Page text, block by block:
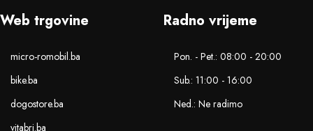
Web trgovine
micro-romobil.ba
bike.ba
dogostore.ba
vitabri.ba
Radno vrijeme
Pon. - Pet.: 08:00 - 20:00
Sub.: 11:00 - 16:00
Ned.: Ne radimo